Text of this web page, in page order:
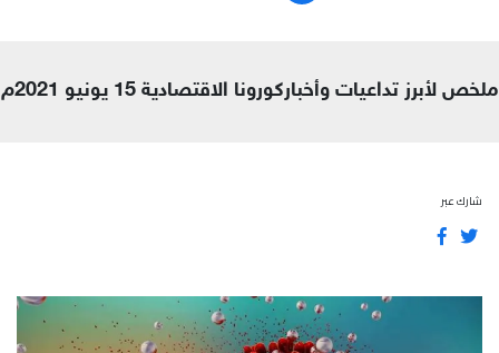
ملخص لأبرز تداعيات وأخباركورونا الاقتصادية 15 يونيو 2021م
شارك عبر